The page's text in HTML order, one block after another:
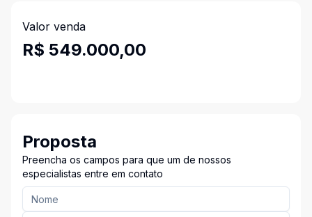
Valor venda
R$ 549.000,00
Proposta
Preencha os campos para que um de nossos
especialistas entre em contato